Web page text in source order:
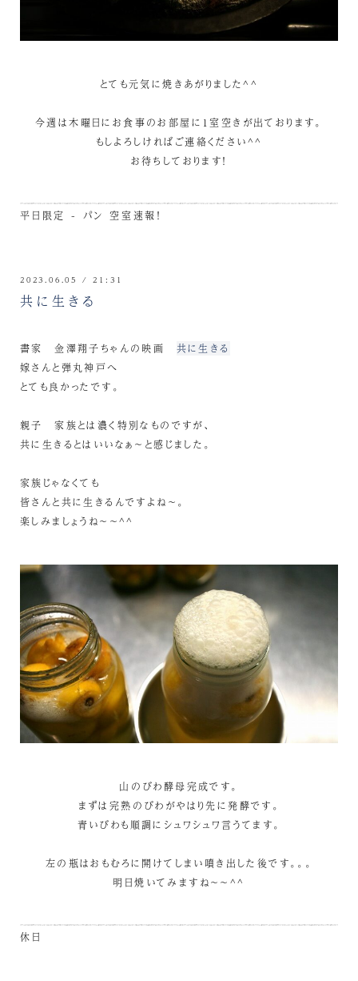
とても元気に焼きあがりました^^
今週は木曜日にお食事のお部屋に1室空きが出ております。
もしよろしければご連絡ください^^
お待ちしております！
平日限定 - パン 空室速報！
2023.06.05 / 21:31
共に生きる
書家 金澤翔子ちゃんの映画 共に生きる
嫁さんと弾丸神戸へ
とても良かったです。
親子 家族とは濃く特別なものですが、
共に生きるとはいいなぁ～と感じました。
家族じゃなくても
皆さんと共に生きるんですよね～。
楽しみましょうね～～^^
山のびわ酵母完成です。
まずは完熟のびわがやはり先に発酵です。
青いびわも順調にシュワシュワ言うてます。
左の瓶はおもむろに開けてしまい噴き出した後です。。。
明日焼いてみますね～～^^
休日